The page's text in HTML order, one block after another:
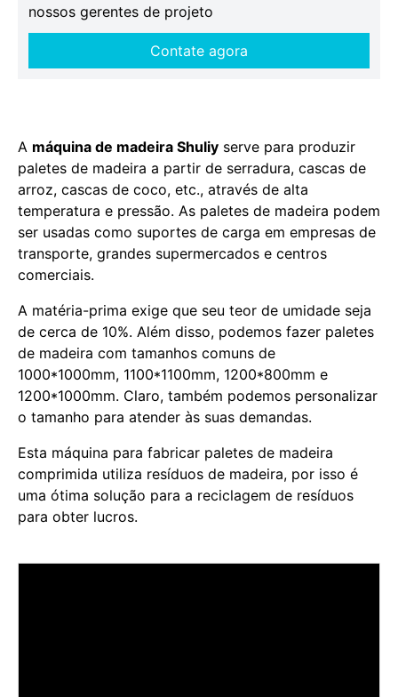
nossos gerentes de projeto
Contate agora
A máquina de madeira Shuliy serve para produzir
paletes de madeira a partir de serradura, cascas de
arroz, cascas de coco, etc., através de alta
temperatura e pressão. As paletes de madeira podem
ser usadas como suportes de carga em empresas de
transporte, grandes supermercados e centros
comerciais.
A matéria-prima exige que seu teor de umidade seja
de cerca de 10%. Além disso, podemos fazer paletes
de madeira com tamanhos comuns de
1000*1000mm, 1100*1100mm, 1200*800mm e
1200*1000mm. Claro, também podemos personalizar
o tamanho para atender às suas demandas.
Esta máquina para fabricar paletes de madeira
comprimida utiliza resíduos de madeira, por isso é
uma ótima solução para a reciclagem de resíduos
para obter lucros.